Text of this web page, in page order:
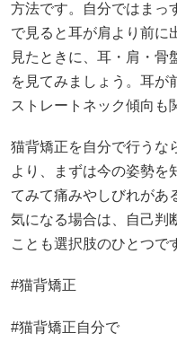
方法です。自分ではまっ
で見ると耳が肩より前に
見たときに、耳・肩・骨
を見てみましょう。耳が
ストレートネック傾向も
猫背矯正を自分で行うな
より、まずは今の姿勢を
てみて痛みやしびれがあ
気になる場合は、自己判
ことも選択肢のひとつで
#猫背矯正
#猫背矯正自分で